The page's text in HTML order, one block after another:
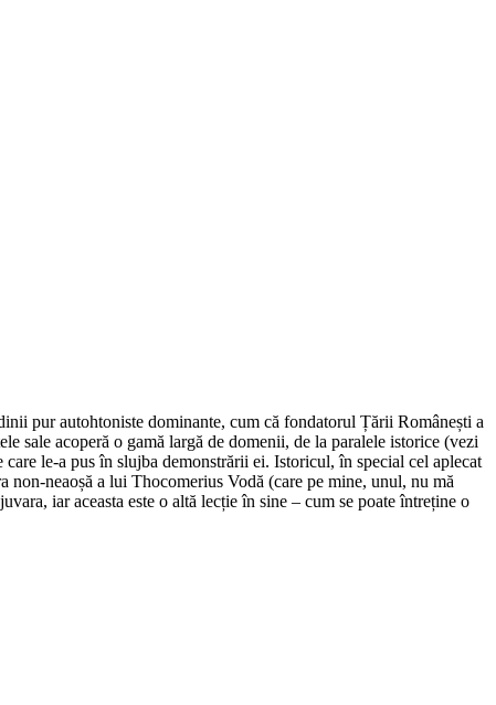
pur autohtoniste dominante, cum că fondatorul Țării Românești a
sale acoperă o gamă largă de domenii, de la paralele istorice (vezi
le-a pus în slujba demonstrării ei. Istoricul, în special cel aplecat
non-neaoșă a lui Thocomerius Vodă (care pe mine, unul, nu mă
iar aceasta este o altă lecție în sine – cum se poate întreține o